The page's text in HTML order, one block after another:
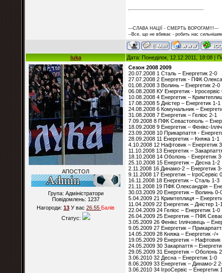
---СЛАВА НАЦІЇ - СМЕРТЬ ВОРОГАМ!!!---
--Все, що не вбиває - робить нас
luka Дата: Понеділок, 12.12.2011, 18:08 |
АПОСТОЛ
Група: Адміністратори
Повідомлень: 1237
Нагороди: 13 У вас 26.55 Балiв
Статус:
Сезон 2008 2009
20.07.2008 1 Сталь – Енергетик 2-0
27.07.2008 2 Енергетик - ПФК
01.08.2008 3 Волинь – Енергетик 2-0
06.08.2008 КУ Енергетик - Ігросервіс
10.08.2008 4 Енергетик –
17.08.2008 5 Дністер – Енергетик 1-1
24.08.2008 6 Комунальник –
31.08.2008 7 Енергетик – Геліос 2-1
7.09.2008 8 ПФК Севастополь –
18.09.2008 9 Енергетик – Фенікс-
23.09.2008 10 Прикарпаття -
28.09.2008 11 Енергетик – Княжа 1-1
4.10.2008 12 Нафтовик – Енергетик
11.10.2008 13 Енергетик –
18.10.2008 14 Оболонь - Енергетик
25.10.2008 15 Енергетик – Десна 1-2
2.11.2008 16 Динамо-2 – Енергетик
9.11.2008 17 Енергетик – ІгроСервіс
16.11.2008 18 Енергетик – Сталь 1-3
21.11.2008 19 ПФК Олександрія –
30.03.2009 20 Енергетик – Волинь 0-
5.04.2009 21 Кримтеплиця –
11.04.2009 22 Енергетик – Дністер 1-
22.04.2009 24 Геліос – Енергетик 1-0
26.04.2009 25 Енергетик – ПФК
3.05.2009 26 Фенікс Іллічовець –
9.05.2009 27 Енергетик –
14.05.2009 28 Княжа – Енергетик -/+
19.05.2009 29 Енергетик – Нафтовик
24.05.2009 30 Закарпаття –
29.05.2009 31 Енергетик – Оболонь
3.06.2010 32 Десна – Енергетик 1-0
8.06.2009 33 Енергетик – Динамо-2
3.06.2010 34 ІгроСервіс – Енергетик